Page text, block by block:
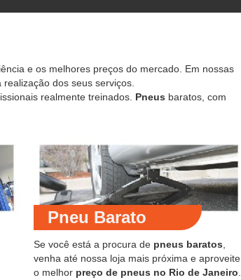
e os melhores preços do mercado. Em nossas
dos seus serviços.
realmente treinados. Pneus baratos, com
Pneu Barato
Se você está a procura de pneus baratos,
venha até nossa loja mais próxima e aproveite
o melhor preço de pneus no Rio de Janeiro.